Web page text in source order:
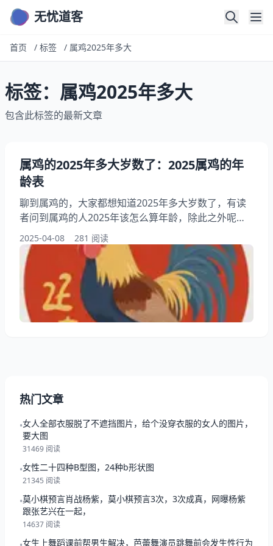
无忧道客
首页 / 标签 / 属鸡2025年多大
标签：属鸡2025年多大
包含此标签的最新文章
属鸡的2025年多大岁数了：2025属鸡的年
龄表
聊到属鸡的，大家都想知道2025年多大岁数了，有读
者问到属鸡的人2025年该怎么算年龄，除此之外呢，
还有不少人想问不同年份的属鸡人在2025年分别多
大，你想明白为什么有人算出来岁数不一样咋回事？其
实呢按虚岁和周岁算会有差别，下面就和小编一起来看
看2025属鸡的年龄表，希望能够帮助到大家了解2025
年龄！ 一、属鸡的2025年多大岁数了 每次遇到问年龄
的问题，总有人掰着手指头数半天
2025-04-08 281 阅读
热门文章
•女人全部衣服脱了不遮挡图片，给个没穿衣服的女人的图片，
要大图
31469 阅读
•女性二十四种B型图，24种b形状图
21345 阅读
•莫小棋预言肖战杨紫，莫小棋预言3次，3次成真，网曝杨紫
跟张艺兴在一起，
14637 阅读
女生上舞蹈课前帮男生解决，芭蕾舞演员跳舞前会发生性行为